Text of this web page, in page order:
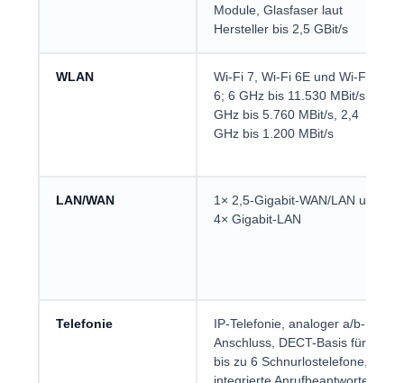
Module, Glasfaser laut
Hersteller bis 2,5 GBit/s
WLAN
Wi-Fi 7, Wi-Fi 6E und Wi-Fi
6; 6 GHz bis 11.530 MBit/s, 5
GHz bis 5.760 MBit/s, 2,4
GHz bis 1.200 MBit/s
LAN/WAN
1× 2,5-Gigabit-WAN/LAN und
4× Gigabit-LAN
Telefonie
IP-Telefonie, analoger a/b-
Anschluss, DECT-Basis für
bis zu 6 Schnurlostelefone,